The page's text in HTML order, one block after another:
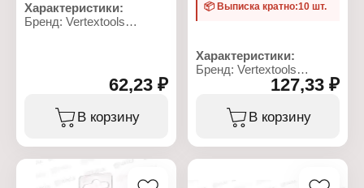
Характеристики:
Бренд: Vertextools
цилиндрический
хвостовик
Рабочая длина, мм: 73
Материал: сталь ВК85
Упаковка: блистер
62,23 ₽
В корзину
📦 Выписка кратно:10 шт.
Характеристики:
Бренд: Vertextools
Артикул: 666-08,5
Тип товара: Сверло
Назначение: по металлу
Диаметр: 8,5 мм
Рабочая длина: 85 мм
127,33 ₽
В корзину